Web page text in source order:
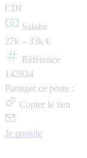
CDI
Salaire
27k – 33k €
Référence
142834
Partager ce poste :
Copier le lien
Je postule